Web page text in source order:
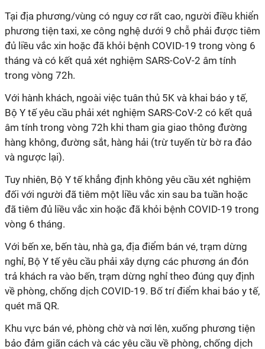
Tại địa phương/vùng có nguy cơ rất cao, người điều khiển
phương tiện taxi, xe công nghệ dưới 9 chỗ phải được tiêm
đủ liều vắc xin hoặc đã khỏi bệnh COVID-19 trong vòng 6
tháng và có kết quả xét nghiệm SARS-CoV-2 âm tính
trong vòng 72h.
Với hành khách, ngoài việc tuân thủ 5K và khai báo y tế,
Bộ Y tế yêu cầu phải xét nghiệm SARS-CoV-2 có kết quả
âm tính trong vòng 72h khi tham gia giao thông đường
hàng không, đường sắt, hàng hải (trừ tuyến từ bờ ra đảo
và ngược lại).
Tuy nhiên, Bộ Y tế khẳng định không yêu cầu xét nghiệm
đối với người đã tiêm một liều vắc xin sau ba tuần hoặc
đã tiêm đủ liều vắc xin hoặc đã khỏi bệnh COVID-19 trong
vòng 6 tháng.
Với bến xe, bến tàu, nhà ga, địa điểm bán vé, trạm dừng
nghỉ, Bộ Y tế yêu cầu phải xây dựng các phương án đón
trả khách ra vào bến, trạm dừng nghỉ theo đúng quy định
về phòng, chống dịch COVID-19. Bố trí điểm khai báo y tế,
quét mã QR.
Khu vực bán vé, phòng chờ và nơi lên, xuống phương tiện
bảo đảm giãn cách và các yêu cầu về phòng, chống dịch